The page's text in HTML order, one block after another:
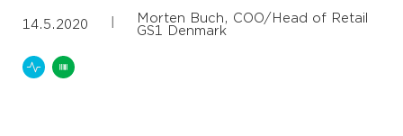
14.5.2020
Morten Buch, COO/Head of Retail
GS1 Denmark